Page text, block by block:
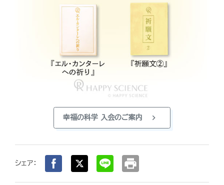
幸福の科学 入会のご案内 chevron_right
シェア： print